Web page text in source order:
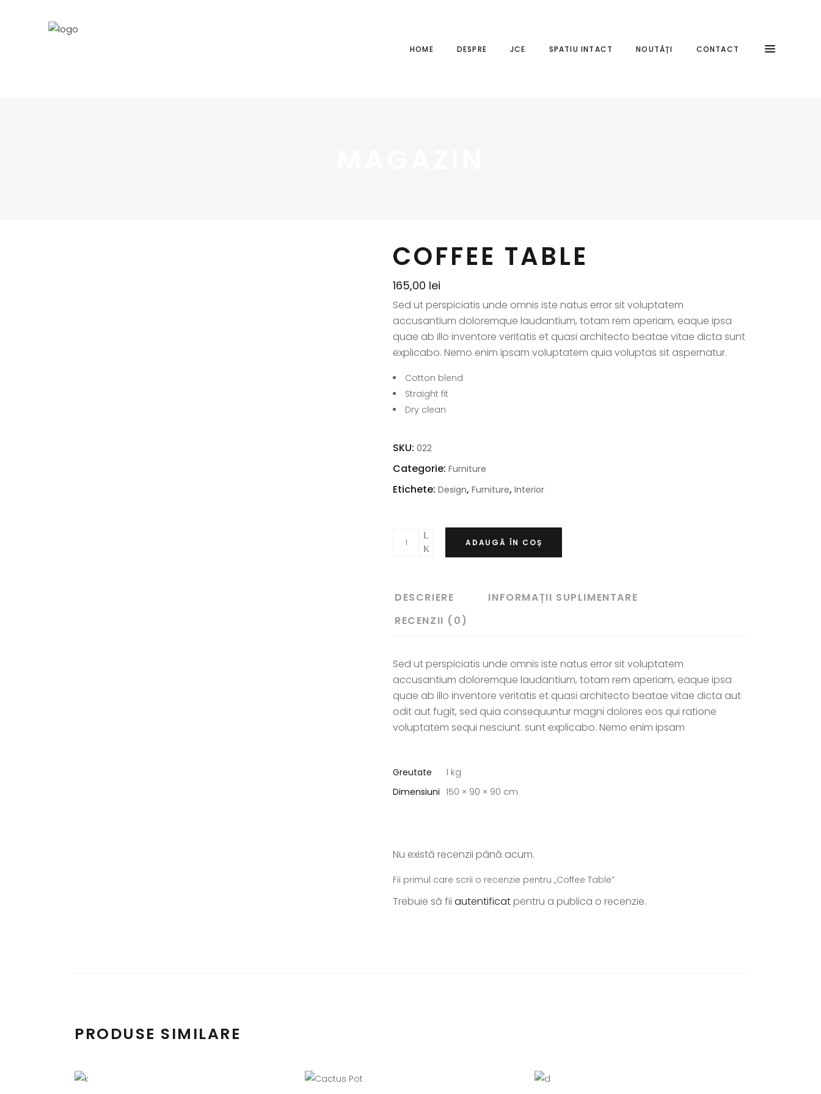
HOME DESPRE JCE SPATIU INTACT NOUTĂȚI CONTACT
COFFEE TABLE
165,00 lei
Sed ut perspiciatis unde omnis iste natus error sit voluptatem
accusantium doloremque laudantium, totam rem aperiam, eaque ipsa
quae ab illo inventore veritatis et quasi architecto beatae vitae dicta sunt
explicabo. Nemo enim ipsam voluptatem quia voluptas sit aspernatur.
Cotton blend
Straight fit
Dry clean
SKU: 022
Categorie: Furniture
Etichete: Design, Furniture, Interior
ADAUGĂ ÎN COȘ
DESCRIERE
INFORMAȚII SUPLIMENTARE
RECENZII (0)
Sed ut perspiciatis unde omnis iste natus error sit voluptatem
accusantium doloremque laudantium, totam rem aperiam, eaque ipsa
quae ab illo inventore veritatis et quasi architecto beatae vitae dicta aut
odit aut fugit, sed quia consequuntur magni dolores eos qui ratione
voluptatem sequi nesciunt. sunt explicabo. Nemo enim ipsam
Greutate
1 kg
Dimensiuni 150 × 90 × 90 cm
Nu există recenzii până acum.
Fii primul care scrii o recenzie pentru „Coffee Table”
Trebuie să fii autentificatpentru a publica o recenzie.
PRODUSE SIMILARE